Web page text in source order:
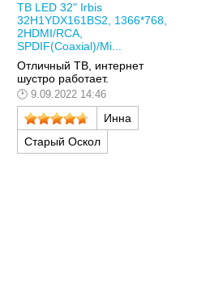
ТВ LED 32" Irbis
32H1YDX161BS2, 1366*768,
2HDMI/RCA,
SPDIF(Coaxial)/Mi...
Отличный ТВ, интернет
шустро работает.
9.09.2022 14:46
Инна
Старый Оскол